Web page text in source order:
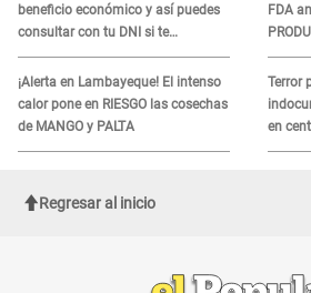
beneficio económico y así puedes
consultar con tu DNI si te
corresponde
¡Alerta en Lambayeque! El intenso
calor pone en RIESGO las cosechas
de MANGO y PALTA
FDA
es?
Terror
en
sufrir
Regresar al inicio